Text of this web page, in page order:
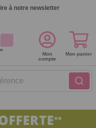
à notre newsletter
Mon
compte
Mon panier